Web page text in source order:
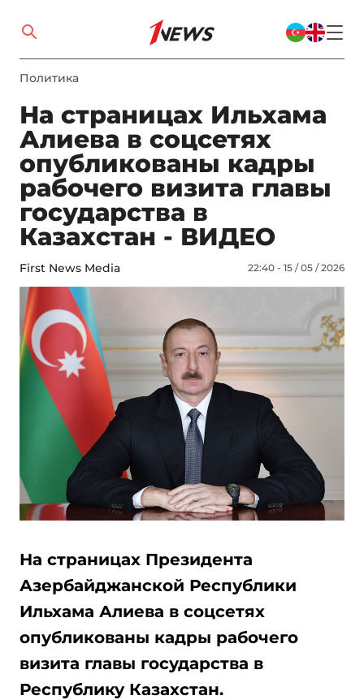
Политика
На страницах Ильхама
Алиева в соцсетях
опубликованы кадры
рабочего визита главы
государства в
Казахстан - ВИДЕО
First News Media 22:40 - 15 / 05 / 2026
На страницах Президента
Азербайджанской Республики
Ильхама Алиева в соцсетях
опубликованы кадры рабочего
визита главы государства в
Республику Казахстан.